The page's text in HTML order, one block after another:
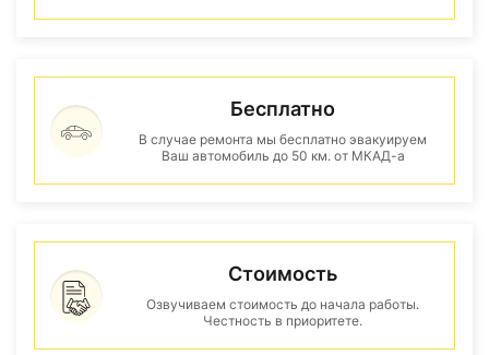
Бесплатно
В случае ремонта мы бесплатно эвакуируем
Ваш автомобиль до 50 км. от МКАД-а
Стоимость
Озвучиваем стоимость до начала работы.
Честность в приоритете.